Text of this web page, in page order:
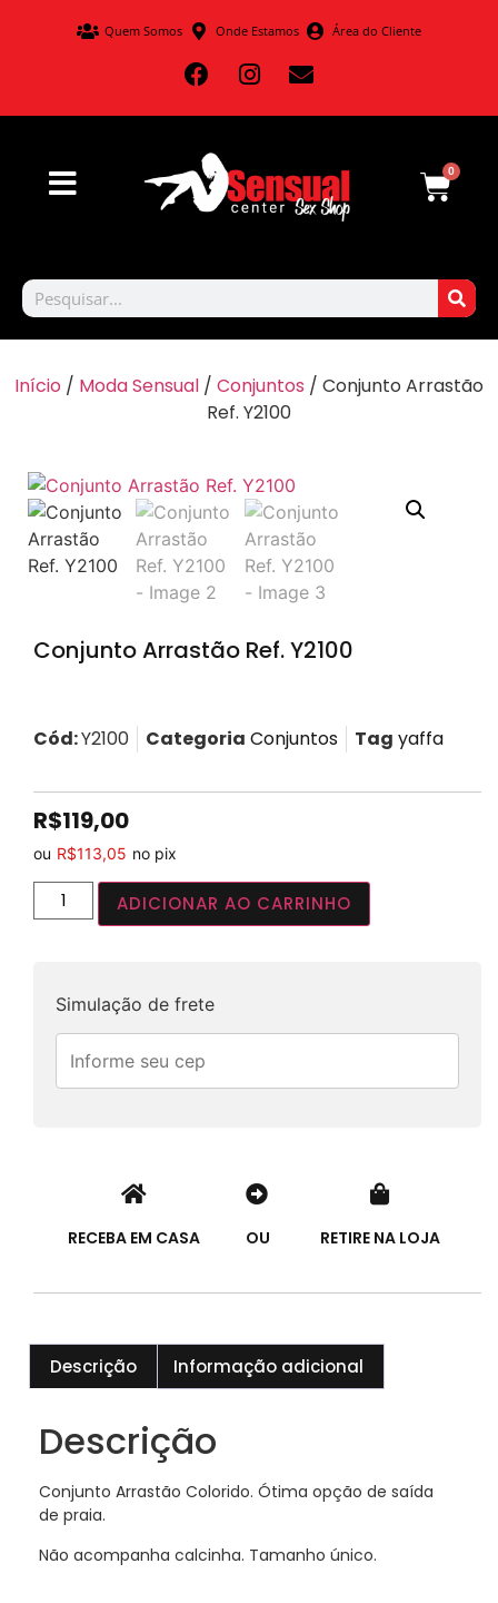
Quem Somos Onde Estamos Área do Cliente
0
Início / Moda Sensual / Conjuntos / Conjunto Arrastão
Ref. Y2100
Conjunto Arrastão Ref. Y2100
Cód:Y2100 Categoria Conjuntos Tag yaffa
R$119,00
ou R$113,05 no pix
ADICIONAR AO CARRINHO
Simulação de frete
RECEBA EM CASA OU RETIRE NA LOJA
Descrição Informação adicional
Descrição
Conjunto Arrastão Colorido. Ótima opção de saída
de praia.
Não acompanha calcinha. Tamanho único.